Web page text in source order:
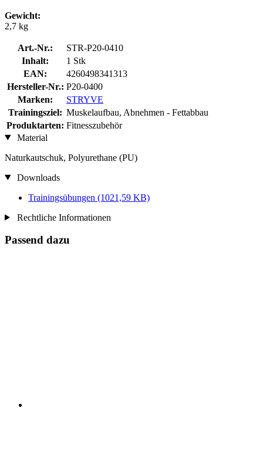
Gewicht:
2,7 kg
Art.-Nr.:
STR-P20-0410
Inhalt:
1 Stk
EAN:
4260498341313
Hersteller-Nr.: P20-0400
Marken:
STRYVE
Trainingsziel: Muskelaufbau, Abnehmen - Fettabbau
Produktarten: Fitnesszubehör
Material
Naturkautschuk, Polyurethane (PU)
Downloads
Trainingsübungen (1021,59 KB)
Rechtliche Informationen
Passend dazu